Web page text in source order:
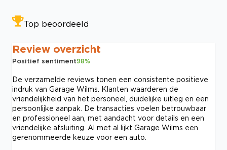
Top beoordeeld
Review overzicht
Positief sentiment98%
De verzamelde reviews tonen een consistente positieve
indruk van Garage Wilms. Klanten waarderen de
vriendelijkheid van het personeel, duidelijke uitleg en een
persoonlijke aanpak. De transacties voelen betrouwbaar
en professioneel aan, met aandacht voor details en een
vriendelijke afsluiting. Al met al lijkt Garage Wilms een
gerenommeerde keuze voor een auto.